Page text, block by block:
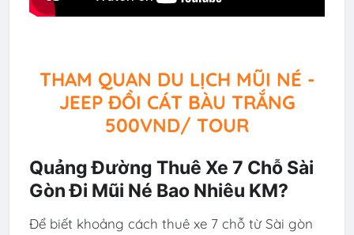
THAM QUAN DU LỊCH MŨI NÉ -
JEEP ĐỒI CÁT BÀU TRẮNG
500VND/ TOUR
Quảng Đường Thuê Xe 7 Chỗ Sài
Gòn Đi Mũi Né Bao Nhiêu KM?
Để biết khoảng cách thuê xe 7 chỗ từ Sài gòn